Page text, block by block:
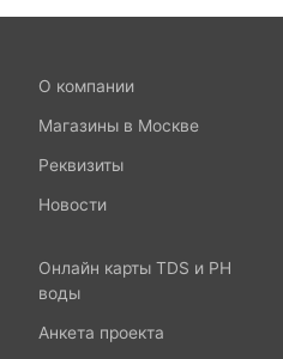
О компании
Магазины в Москве
Реквизиты
Новости
Онлайн карты TDS и PH
воды
Анкета проекта